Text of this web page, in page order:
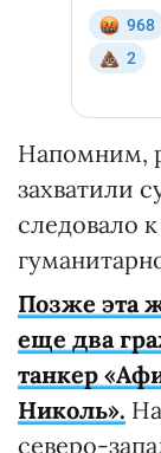
Напомним,
захватили
следовало
Позже эта
еще два
танкер
Николь».
северо-